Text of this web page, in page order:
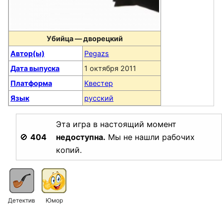
Убийца — дворецкий
Автор(ы)
Pegazs
Дата выпуска
1 октября 2011
Платформа
Квестер
Язык
русский
🚫 404
Эта игра в настоящий момент
недоступна. Мы не нашли рабочих
копий.
Детектив Юмор